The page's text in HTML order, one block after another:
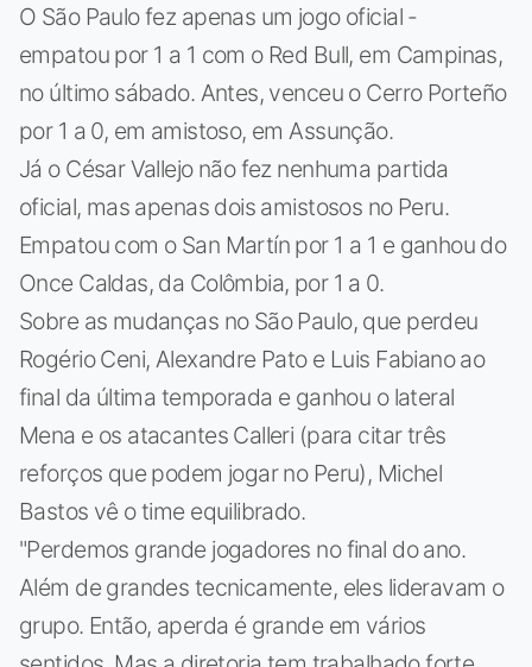
O São Paulo fez apenas um jogo oficial -
empatou por 1 a 1 com o Red Bull, em Campinas,
no último sábado. Antes, venceu o Cerro Porteño
por 1 a 0, em amistoso, em Assunção.
Já o César Vallejo não fez nenhuma partida
oficial, mas apenas dois amistosos no Peru.
Empatou com o San Martín por 1 a 1 e ganhou do
Once Caldas, da Colômbia, por 1 a 0.
Sobre as mudanças no São Paulo, que perdeu
Rogério Ceni, Alexandre Pato e Luis Fabiano ao
final da última temporada e ganhou o lateral
Mena e os atacantes Calleri (para citar três
reforços que podem jogar no Peru), Michel
Bastos vê o time equilibrado.
"Perdemos grande jogadores no final do ano.
Além de grandes tecnicamente, eles lideravam o
grupo. Então, aperda é grande em vários